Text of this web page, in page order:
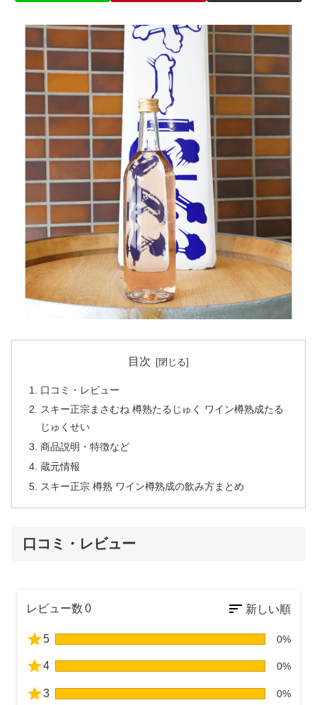
目次
口コミ・レビュー
スキー正宗まさむね 樽熟たるじゅく ワイン樽熟成たる
じゅくせい
商品説明・特徴など
蔵元情報
スキー正宗 樽熟 ワイン樽熟成の飲み方まとめ
口コミ・レビュー
レビュー数 0
5 0%
4 0%
3 0%